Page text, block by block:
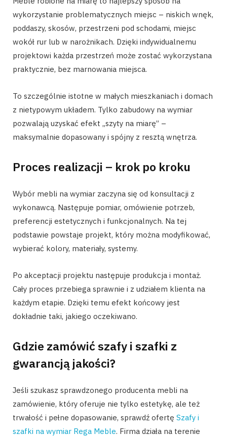
wykorzystanie problematycznych miejsc – niskich wnęk,
poddaszy, skosów, przestrzeni pod schodami, miejsc
wokół rur lub w narożnikach. Dzięki indywidualnemu
projektowi każda przestrzeń może zostać wykorzystana
praktycznie, bez marnowania miejsca.
To szczególnie istotne w małych mieszkaniach i domach
z nietypowym układem. Tylko zabudowy na wymiar
pozwalają uzyskać efekt „szyty na miarę” –
maksymalnie dopasowany i spójny z resztą wnętrza.
Proces realizacji – krok po kroku
Wybór mebli na wymiar zaczyna się od konsultacji z
wykonawcą. Następuje pomiar, omówienie potrzeb,
preferencji estetycznych i funkcjonalnych. Na tej
podstawie powstaje projekt, który można modyfikować,
wybierać kolory, materiały, systemy.
Po akceptacji projektu następuje produkcja i montaż.
Cały proces przebiega sprawnie i z udziałem klienta na
każdym etapie. Dzięki temu efekt końcowy jest
dokładnie taki, jakiego oczekiwano.
Gdzie zamówić szafy i szafki z
gwarancją jakości?
Jeśli szukasz sprawdzonego producenta mebli na
zamówienie, który oferuje nie tylko estetykę, ale też
trwałość i pełne dopasowanie, sprawdź ofertę Szafy i
szafki na wymiar Rega Meble. Firma działa na terenie